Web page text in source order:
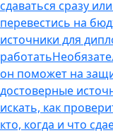
сдаваться сразу
перевестись на
источники для
работать
он поможет на
достоверные
искать, как
кто, когда и что